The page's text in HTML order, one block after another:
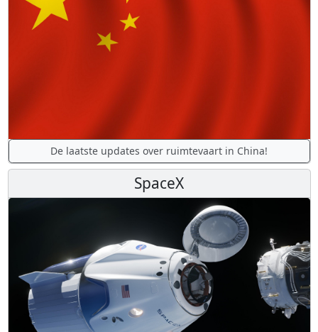
De laatste updates over ruimtevaart in China!
SpaceX